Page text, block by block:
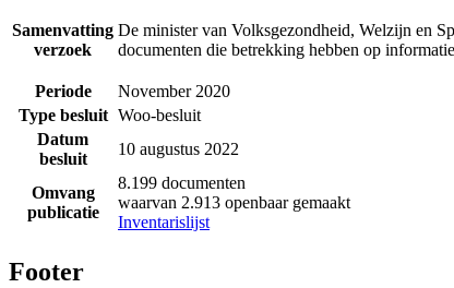
Samenvatting
verzoek
De minister van Volksgezondheid, Welzijn en
documenten die betrekking hebben op
Periode
November 2020
Type besluit Woo-besluit
Datum
besluit
10 augustus 2022
Omvang
publicatie
8.199 documenten
waarvan 2.913 openbaar gemaakt
Inventarislijst
Footer